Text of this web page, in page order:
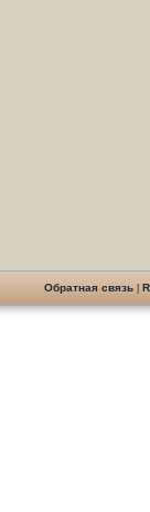
Обратная связь